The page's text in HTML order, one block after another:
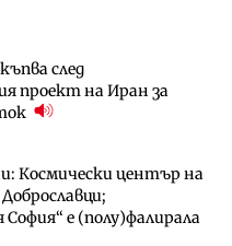
след
проект на Иран за
Космически център на
София“ e (полу)фалирала
ще работи само още
ако сушата продължи
е намалял, че големи
да се откажат
избра изпълнител за
на трамвайното
поскъпват при
и все повече